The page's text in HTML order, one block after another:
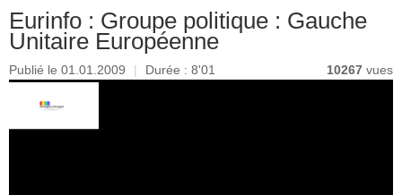
Eurinfo : Groupe politique : Gauche
Unitaire Européenne
Publié le 01.01.2009 | Durée : 8'01 10267 vues